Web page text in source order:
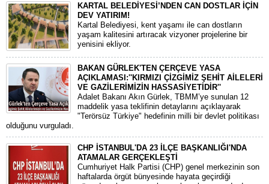
KARTAL BELEDİYESİ’NDEN CAN DOSTLAR İÇİN
DEV YATIRIM!
Kartal Belediyesi, kent yaşamı ile can dostların
yaşam kalitesini artıracak vizyoner projelerine bir
yenisini ekliyor.
BAKAN GÜRLEK'TEN ÇERÇEVE YASA
AÇIKLAMASI:''KIRMIZI ÇİZGİMİZ ŞEHİT AİLELERİ
VE GAZİLERİMİZİN HASSASİYETİDİR''
Adalet Bakanı Akın Gürlek, TBMM’ye sunulan 12
maddelik yasa teklifinin detaylarını açıklayarak
"Terörsüz Türkiye" hedefinin milli bir devlet politikası
olduğunu vurguladı.
CHP İSTANBUL'DA 23 İLÇE BAŞKANLIĞI'NDA
ATAMALAR GERÇEKLEŞTİ
​Cumhuriyet Halk Partisi (CHP) genel merkezinin son
haftalarda örgüt bünyesinde hayata geçirdiği